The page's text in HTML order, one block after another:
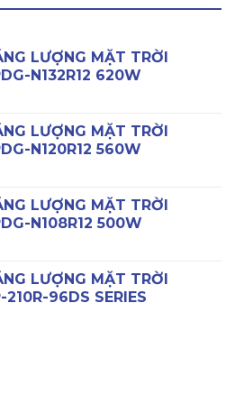
LƯỢNG MẶT TRỜI
N132R12 620W
LƯỢNG MẶT TRỜI
N120R12 560W
LƯỢNG MẶT TRỜI
N108R12 500W
LƯỢNG MẶT TRỜI
210R-96DS SERIES